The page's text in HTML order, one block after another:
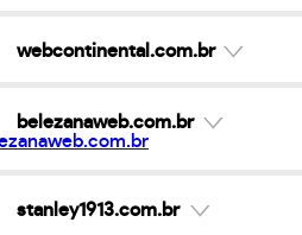
webcontinental.com.br
belezanaweb.com.br
stanley1913.com.br